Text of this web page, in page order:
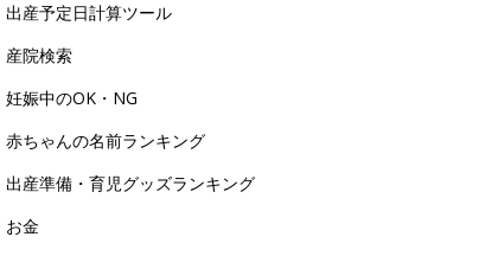
出産予定日計算ツール
産院検索
妊娠中のOK・NG
赤ちゃんの名前ランキング
出産準備・育児グッズランキング
お金